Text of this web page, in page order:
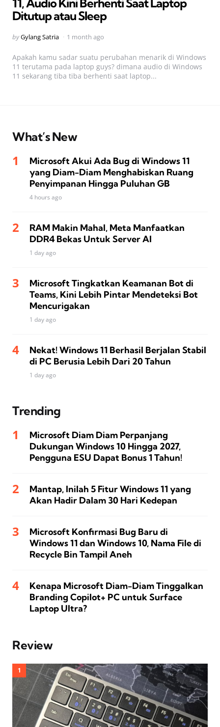
11, Audio Kini Berhenti Saat Laptop
Ditutup atau Sleep
Posted
byGylang Satria 1 month ago
Apakah kamu sadar suatu perubahan menarik di Windows
11 terutama pada laptop guys? dimana audio di Windows
11 sekarang tiba tiba berhenti saat laptop...
What’s New
Microsoft Akui Ada Bug di Windows 11
yang Diam-Diam Menghabiskan Ruang
Penyimpanan Hingga Puluhan GB
4 hours ago
RAM Makin Mahal, Meta Manfaatkan
DDR4 Bekas Untuk Server AI
1 day ago
Microsoft Tingkatkan Keamanan Bot di
Teams, Kini Lebih Pintar Mendeteksi Bot
Mencurigakan
1 day ago
Nekat! Windows 11 Berhasil Berjalan Stabil
di PC Berusia Lebih Dari 20 Tahun
1 day ago
Trending
Microsoft Diam Diam Perpanjang
Dukungan Windows 10 Hingga 2027,
Pengguna ESU Dapat Bonus 1 Tahun!
Mantap, Inilah 5 Fitur Windows 11 yang
Akan Hadir Dalam 30 Hari Kedepan
Microsoft Konfirmasi Bug Baru di
Windows 11 dan Windows 10, Nama File di
Recycle Bin Tampil Aneh
Kenapa Microsoft Diam-Diam Tinggalkan
Branding Copilot+ PC untuk Surface
Laptop Ultra?
Review